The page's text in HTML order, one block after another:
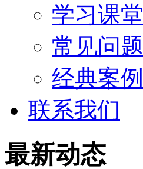
学习课堂
常见问题
经典案例
联系我们
最新动态